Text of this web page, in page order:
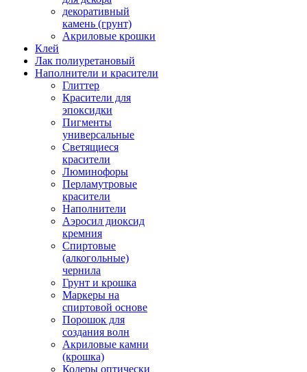
декоративный
камень (грунт)
Акриловые крошки
Клей
Лак полиуретановый
Наполнители и красители
Глиттер
Красители для
эпоксидки
Пигменты
универсальные
Светящиеся
красители
Люминофоры
Перламутровые
красители
Наполнители
Аэросил диоксид
кремния
Спиртовые
(алкогольные)
чернила
Грунт и крошка
Маркеры на
спиртовой основе
Порошок для
создания волн
Акриловые камни
(крошка)
Колеры оптически